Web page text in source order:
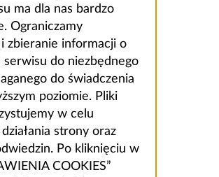
ma dla nas bardzo
Ograniczamy
zbieranie informacji o
serwisu do niezbędnego
do świadczenia
poziomie. Pliki
w celu
strony oraz
Po kliknięciu w
COOKIES”